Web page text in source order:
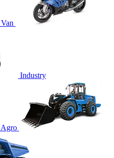
Van
Industry
Agro